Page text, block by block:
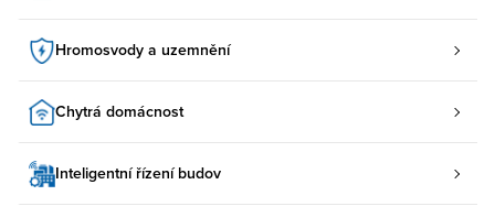
Hromosvody a uzemnění
Chytrá domácnost
Inteligentní řízení budov